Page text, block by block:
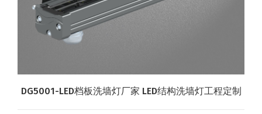
DG5001-LED档板洗墙灯厂家 LED结构洗墙灯工程定制